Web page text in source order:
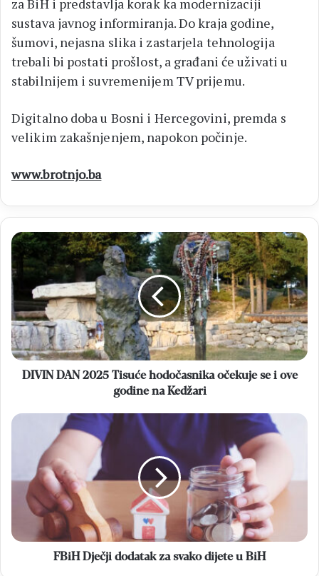
za BiH i predstavlja korak ka modernizaciji
sustava javnog informiranja. Do kraja godine,
šumovi, nejasna slika i zastarjela tehnologija
trebali bi postati prošlost, a građani će uživati u
stabilnijem i suvremenijem TV prijemu.
Digitalno doba u Bosni i Hercegovini, premda s
velikim zakašnjenjem, napokon počinje.
www.brotnjo.ba
DIVIN
DAN
2025
Tisuće
hodočasnika
očekuje
se
i
ove
godine
DIVIN DAN 2025 Tisuće hodočasnika očekuje se i ove
godine na Kedžari
FBiH
dodatak
svako
dijete
FBiH Dječji dodatak za svako dijete u BiH